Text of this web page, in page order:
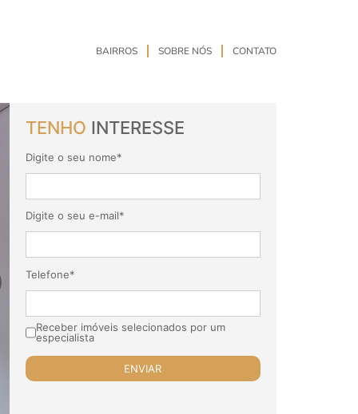
BAIRROS SOBRE NÓS CONTATO
TENHO INTERESSE
Digite o seu nome*
Digite o seu e-mail*
Telefone*
Receber imóveis selecionados por um
especialista